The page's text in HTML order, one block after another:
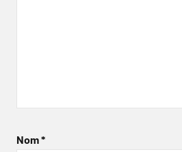
Nom*